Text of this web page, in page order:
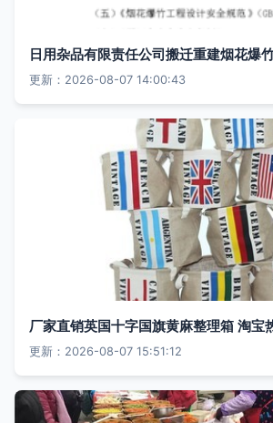
更新：2026-08-07 14:00:43
更新：2026-08-07 15:51:12